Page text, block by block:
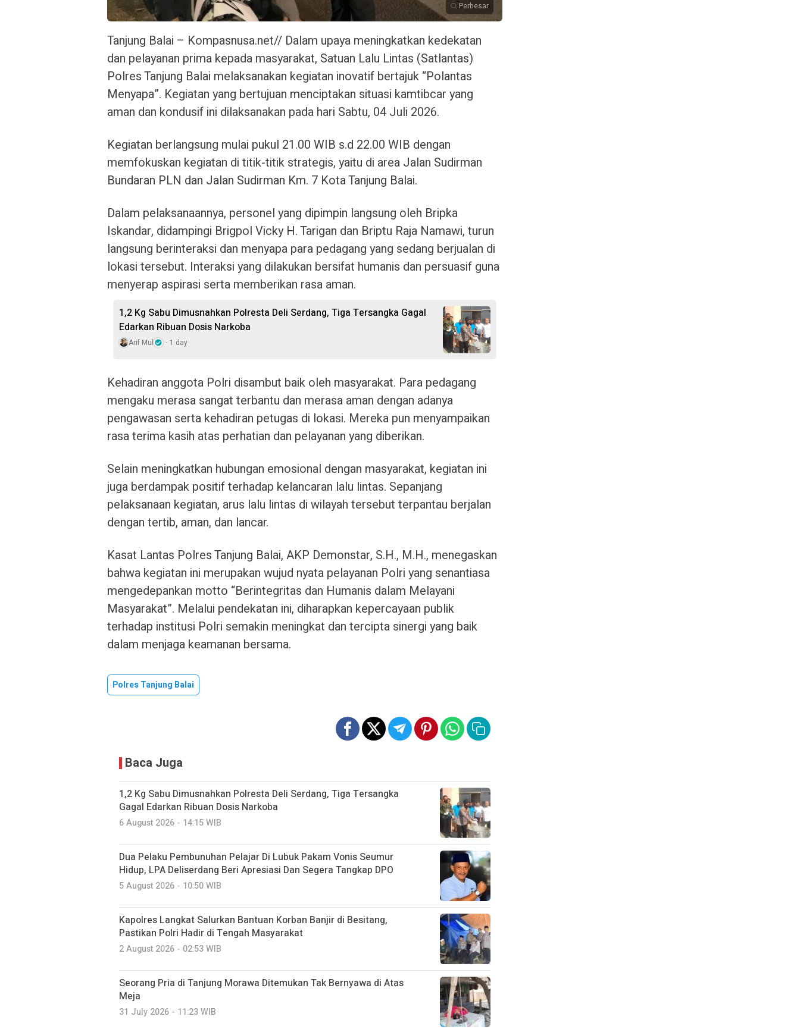
Perbesar
Tanjung Balai – Kompasnusa.net// Dalam upaya meningkatkan kedekatan
dan pelayanan prima kepada masyarakat, Satuan Lalu Lintas (Satlantas)
Polres Tanjung Balai melaksanakan kegiatan inovatif bertajuk “Polantas
Menyapa”. Kegiatan yang bertujuan menciptakan situasi kamtibcar yang
aman dan kondusif ini dilaksanakan pada hari Sabtu, 04 Juli 2026.
Kegiatan berlangsung mulai pukul 21.00 WIB s.d 22.00 WIB dengan
memfokuskan kegiatan di titik-titik strategis, yaitu di area Jalan Sudirman
Bundaran PLN dan Jalan Sudirman Km. 7 Kota Tanjung Balai.
Dalam pelaksanaannya, personel yang dipimpin langsung oleh Bripka
Iskandar, didampingi Brigpol Vicky H. Tarigan dan Briptu Raja Namawi, turun
langsung berinteraksi dan menyapa para pedagang yang sedang berjualan di
lokasi tersebut. Interaksi yang dilakukan bersifat humanis dan persuasif guna
menyerap aspirasi serta memberikan rasa aman.
1,2 Kg Sabu Dimusnahkan Polresta Deli Serdang, Tiga Tersangka Gagal
Edarkan Ribuan Dosis Narkoba
Arif Mul 1 day
Kehadiran anggota Polri disambut baik oleh masyarakat. Para pedagang
mengaku merasa sangat terbantu dan merasa aman dengan adanya
pengawasan serta kehadiran petugas di lokasi. Mereka pun menyampaikan
rasa terima kasih atas perhatian dan pelayanan yang diberikan.
Selain meningkatkan hubungan emosional dengan masyarakat, kegiatan ini
juga berdampak positif terhadap kelancaran lalu lintas. Sepanjang
pelaksanaan kegiatan, arus lalu lintas di wilayah tersebut terpantau berjalan
dengan tertib, aman, dan lancar.
Kasat Lantas Polres Tanjung Balai, AKP Demonstar, S.H., M.H., menegaskan
bahwa kegiatan ini merupakan wujud nyata pelayanan Polri yang senantiasa
mengedepankan motto “Berintegritas dan Humanis dalam Melayani
Masyarakat”. Melalui pendekatan ini, diharapkan kepercayaan publik
terhadap institusi Polri semakin meningkat dan tercipta sinergi yang baik
dalam menjaga keamanan bersama.
Polres Tanjung Balai
Baca Juga
1,2 Kg Sabu Dimusnahkan Polresta Deli Serdang, Tiga Tersangka
Gagal Edarkan Ribuan Dosis Narkoba
6 August 2026 - 14:15 WIB
Dua Pelaku Pembunuhan Pelajar Di Lubuk Pakam Vonis Seumur
Hidup, LPA Deliserdang Beri Apresiasi Dan Segera Tangkap DPO
5 August 2026 - 10:50 WIB
Kapolres Langkat Salurkan Bantuan Korban Banjir di Besitang,
Pastikan Polri Hadir di Tengah Masyarakat
2 August 2026 - 02:53 WIB
Seorang Pria di Tanjung Morawa Ditemukan Tak Bernyawa di Atas
Meja
31 July 2026 - 11:23 WIB